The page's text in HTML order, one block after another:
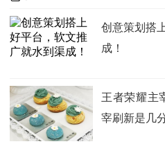
创意策划搭
成！
王者荣耀主
宰刷新是几